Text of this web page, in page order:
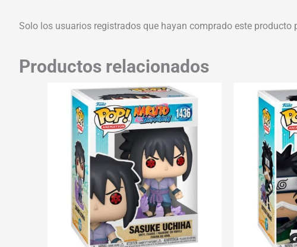
Solo los usuarios registrados que hayan comprado este producto
Productos relacionados